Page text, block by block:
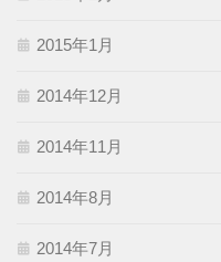
2015年1月
2014年12月
2014年11月
2014年8月
2014年7月